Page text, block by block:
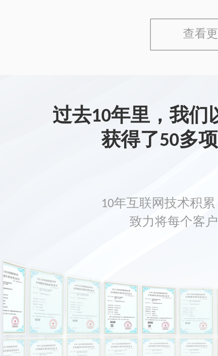
查看
过去10年里，我们
获得了50多
10年互联网技术积
致力将每个客